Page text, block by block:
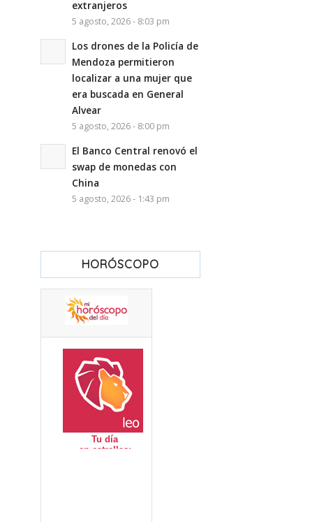
extranjeros
5 agosto, 2026 - 8:03 pm
Los drones de la Policía de
Mendoza permitieron
localizar a una mujer que
era buscada en General
Alvear
5 agosto, 2026 - 8:00 pm
El Banco Central renovó el
swap de monedas con
China
5 agosto, 2026 - 1:43 pm
HORÓSCOPO